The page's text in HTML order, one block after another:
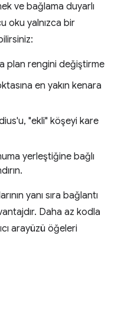
ve bağlama duyarlı
oku yalnızca bir
plan rengini değiştirme
en yakın kenara
"ekli" köşeyi kare
yerleştiğine bağlı
yanı sıra bağlantı
Daha az kodla
arayüzü öğeleri